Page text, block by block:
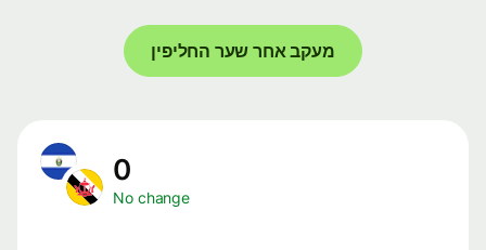
מעקב אחר שער החליפין
0
No change